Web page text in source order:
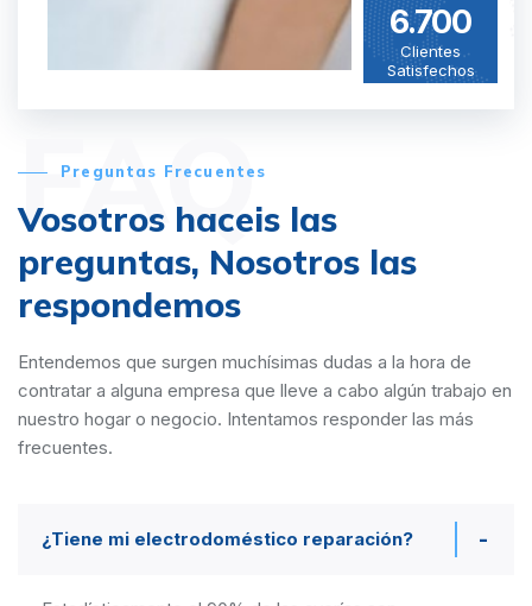
6.700
Clientes
Satisfechos
FAQ
Preguntas Frecuentes
Vosotros haceis las
preguntas, Nosotros las
respondemos
Entendemos que surgen muchísimas dudas a la hora de
contratar a alguna empresa que lleve a cabo algún trabajo en
nuestro hogar o negocio. Intentamos responder las más
frecuentes.
¿Tiene mi electrodoméstico reparación?